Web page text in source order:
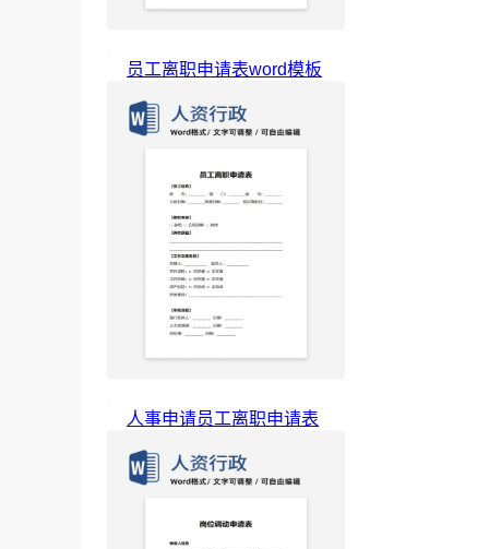
员工离职申请表word模板
人事申请员工离职申请表